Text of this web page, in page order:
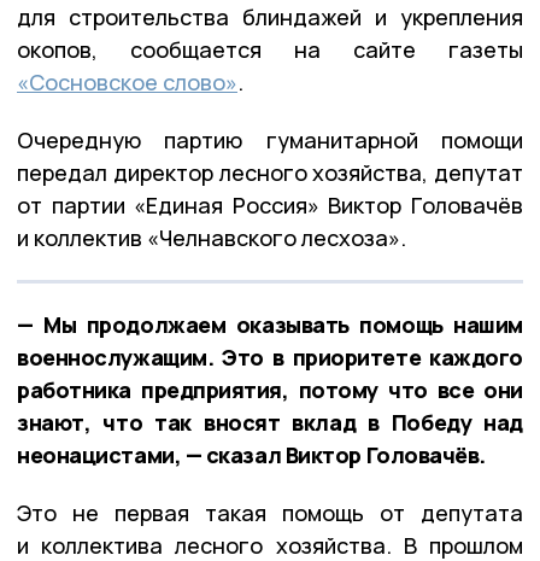
для строительства блиндажей и укрепления
окопов, сообщается на сайте газеты
«Сосновское слово».
Очередную партию гуманитарной помощи
передал директор лесного хозяйства, депутат
от партии «Единая Россия» Виктор Головачёв
и коллектив «Челнавского лесхоза».
— Мы продолжаем оказывать помощь нашим
военнослужащим. Это в приоритете каждого
работника предприятия, потому что все они
знают, что так вносят вклад в Победу над
неонацистами, — сказал Виктор Головачёв.
Это не первая такая помощь от депутата
и коллектива лесного хозяйства. В прошлом